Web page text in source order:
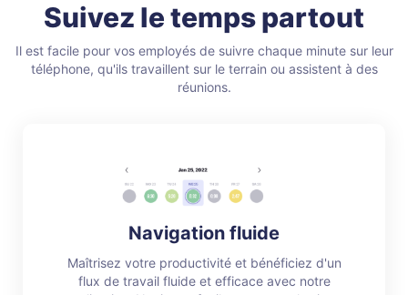
Suivez le temps partout
Il est facile pour vos employés de suivre chaque minute sur leur
téléphone, qu'ils travaillent sur le terrain ou assistent à des
réunions.
Navigation fluide
Maîtrisez votre productivité et bénéficiez d'un
flux de travail fluide et efficace avec notre